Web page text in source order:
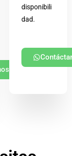
disponibili
dad.